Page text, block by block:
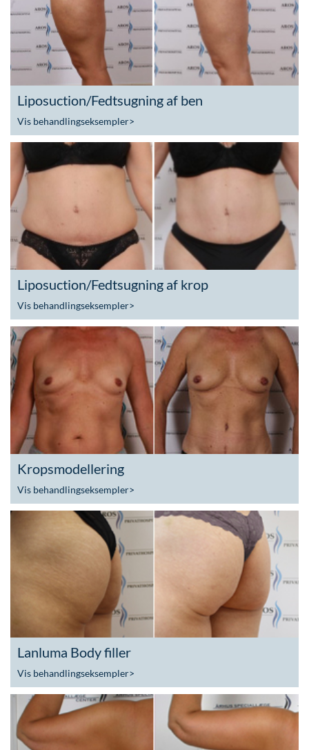
Liposuction/Fedtsugning af ben
Vis behandlingseksempler>
Liposuction/Fedtsugning af krop
Vis behandlingseksempler>
Kropsmodellering
Vis behandlingseksempler>
Lanluma Body filler
Vis behandlingseksempler>